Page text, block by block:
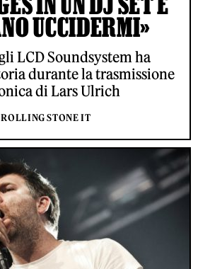
UCCIDERMI»
LCD Soundsystem ha
durante la trasmissione
di Lars Ulrich
STONE IT